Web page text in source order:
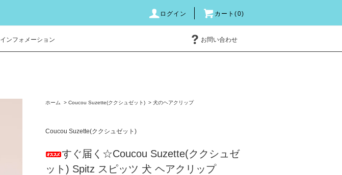
ログイン カート(0)
インフォメーション お問い合わせ
ホーム > Coucou Suzette(ククシュゼット) > 犬のヘアクリップ
Coucou Suzette(ククシュゼット)
すぐ届く☆Coucou Suzette(ククシュゼ
ット) Spitz スピッツ 犬 ヘアクリップ